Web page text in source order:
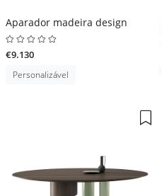
Aparador madeira design
€9.130
Personalizável